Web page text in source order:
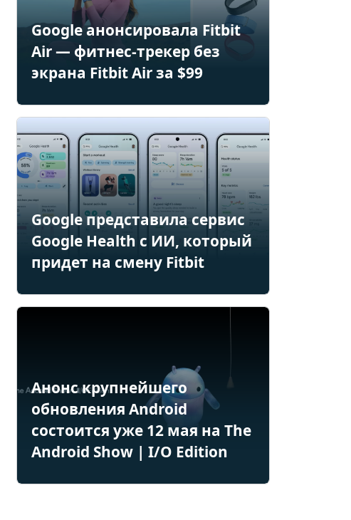
Google анонсировала Fitbit
Air — фитнес-трекер без
экрана Fitbit Air за $99
Google представила сервис
Google Health с ИИ, который
придет на смену Fitbit
Анонс крупнейшего
обновления Android
состоится уже 12 мая на The
Android Show | I/O Edition